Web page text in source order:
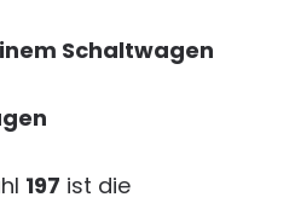
Auffrischungskurse
Schaltwagen
197 ist die